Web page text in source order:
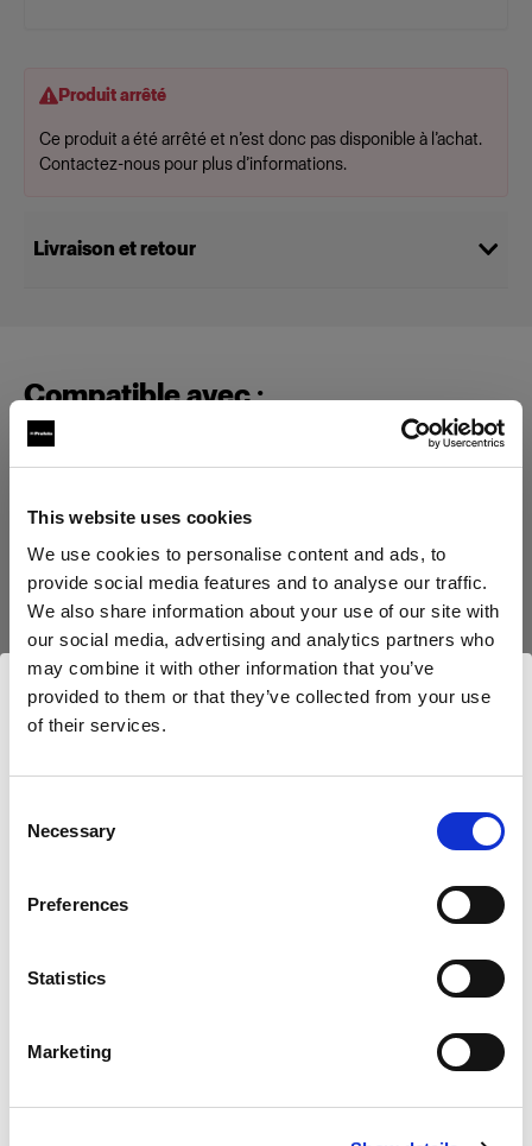
This website uses cookies
We use cookies to personalise content and ads, to
provide social media features and to analyse our traffic.
We also share information about your use of our site with
our social media, advertising and analytics partners who
may combine it with other information that you’ve
provided to them or that they’ve collected from your use
of their services.
Selection
Necessary
Preferences
Statistics
Marketing
Austria
Langue
Produit arrêté
Ce produit a été arrêté et n’est donc pas disponible à l’achat.
Contactez-nous pour plus d’informations.
Livraison et retour
Compatible avec :
Détails du produit